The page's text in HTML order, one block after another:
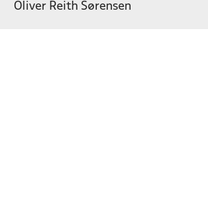
Oliver Reith Sørensen